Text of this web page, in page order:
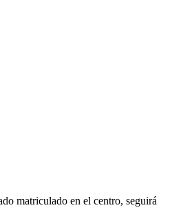
matriculado en el centro, seguirá